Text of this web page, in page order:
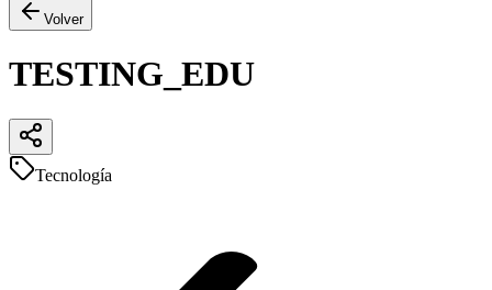
Volver
TESTING_EDU
Tecnología